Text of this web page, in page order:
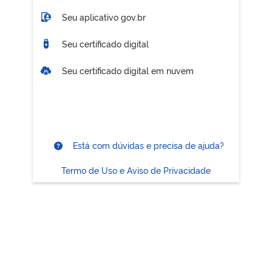
Seu aplicativo gov.br
Seu certificado digital
Seu certificado digital em nuvem
Está com dúvidas e precisa de ajuda?
Termo de Uso e Aviso de Privacidade